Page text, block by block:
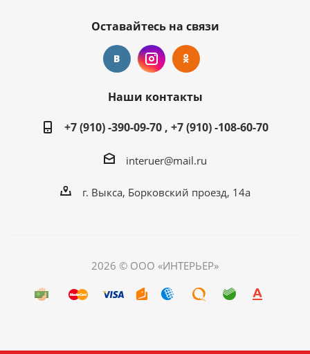
Оставайтесь на связи
Наши контакты
+7 (910) -390-09-70 , +7 (910) -108-60-70
interuer@mail.ru
г. Выкса, Борковский проезд, 14а
2026 © ООО «ИНТЕРЬЕР»